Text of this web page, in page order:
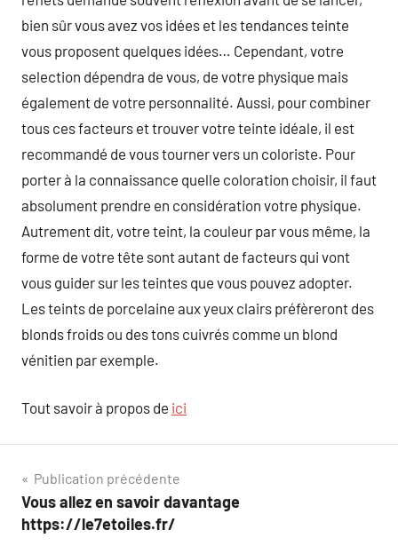
bien sûr vous avez vos idées et les tendances teinte
vous proposent quelques idées… Cependant, votre
selection dépendra de vous, de votre physique mais
également de votre personnalité. Aussi, pour combiner
tous ces facteurs et trouver votre teinte idéale, il est
recommandé de vous tourner vers un coloriste. Pour
porter à la connaissance quelle coloration choisir, il faut
absolument prendre en considération votre physique.
Autrement dit, votre teint, la couleur par vous même, la
forme de votre tête sont autant de facteurs qui vont
vous guider sur les teintes que vous pouvez adopter.
Les teints de porcelaine aux yeux clairs préfèreront des
blonds froids ou des tons cuivrés comme un blond
vénitien par exemple.
Tout savoir à propos de ici
Navigation
de
Publication précédente
Vous allez en savoir davantage
https://le7etoiles.fr/